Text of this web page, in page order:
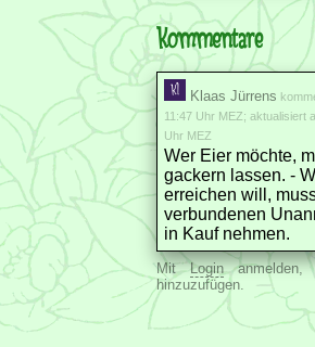
Kommentare
Klaas Jürrens
11:47 Uhr MEZ; aktualisiert
Uhr MEZ
Wer Eier möchte,
gackern lassen. -
erreichen will,
verbundenen
in Kauf nehmen.
MitLoginanmelden,
hinzuzufügen.